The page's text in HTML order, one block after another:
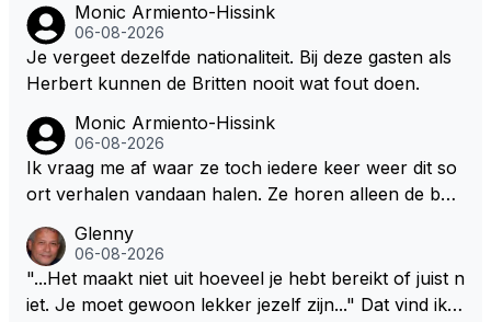
oon. Ieder jaar is er in Hongarije een uitje voor zijn t
eam. Op 28-jarige leeftijd is hij al eigenaar van een su
ccesvol raceteam. Hij is niet alleen speciaal in de aut
Monic Armiento-Hissink
06-08-2026
Je vergeet dezelfde nationaliteit. Bij deze gasten als
Herbert kunnen de Britten nooit wat fout doen.
Monic Armiento-Hissink
06-08-2026
Ik vraag me af waar ze toch iedere keer weer dit so
ort verhalen vandaan halen. Ze horen alleen de boa
gedaan worden als ie nog vol adrenaline zit, maar ni
emand weet wat er zich afspeelt achter gesloten de
uren. Bovendien werken er 2000 man bij RB en niet
Glenny
06-08-2026
"...Het maakt niet uit hoeveel je hebt bereikt of juist n
iet. Je moet gewoon lekker jezelf zijn..." Dat vind ik z